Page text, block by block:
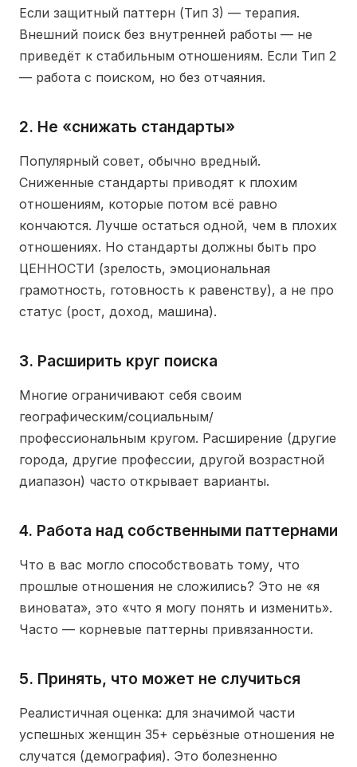
Если защитный паттерн (Тип 3) — терапия.
Внешний поиск без внутренней работы — не
приведёт к стабильным отношениям. Если Тип 2
— работа с поиском, но без отчаяния.
2. Не «снижать стандарты»
Популярный совет, обычно вредный.
Сниженные стандарты приводят к плохим
отношениям, которые потом всё равно
кончаются. Лучше остаться одной, чем в плохих
отношениях. Но стандарты должны быть про
ЦЕННОСТИ (зрелость, эмоциональная
грамотность, готовность к равенству), а не про
статус (рост, доход, машина).
3. Расширить круг поиска
Многие ограничивают себя своим
географическим/социальным/
профессиональным кругом. Расширение (другие
города, другие профессии, другой возрастной
диапазон) часто открывает варианты.
4. Работа над собственными паттернами
Что в вас могло способствовать тому, что
прошлые отношения не сложились? Это не «я
виновата», это «что я могу понять и изменить».
Часто — корневые паттерны привязанности.
5. Принять, что может не случиться
Реалистичная оценка: для значимой части
успешных женщин 35+ серьёзные отношения не
случатся (демография). Это болезненно